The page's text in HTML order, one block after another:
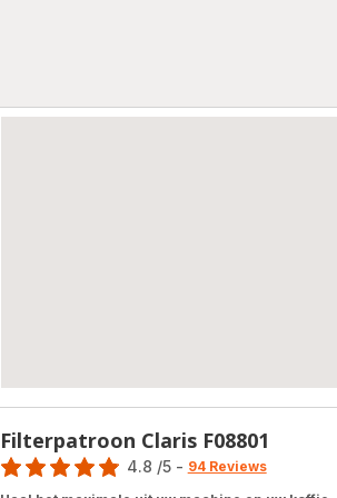
Filterpatroon Claris F08801
Score
4.8 /5 - 94 Reviews